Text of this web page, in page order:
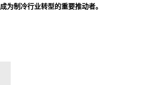
为制冷行业转型的重要推动者。